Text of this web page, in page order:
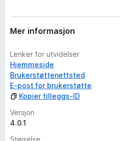
Mer informasjon
Lenker for utvidelser
Hjemmeside
Brukerstøttenettsted
E-post for brukerstøtte
Kopier tilleggs-ID
Versjon
4.0.1
Størrelse